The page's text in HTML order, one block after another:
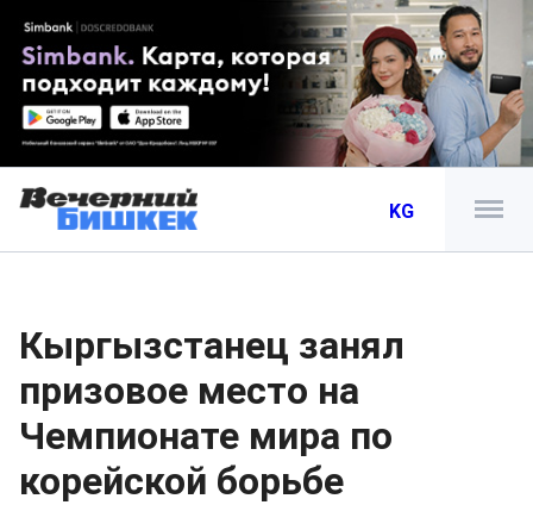
KG
Кыргызстанец занял
призовое место на
Чемпионате мира по
корейской борьбе